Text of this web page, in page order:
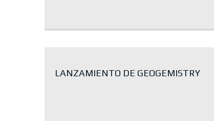
LANZAMIENTO DE GEOGEMISTRY